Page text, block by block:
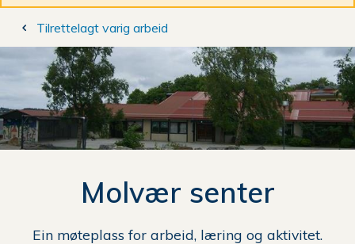
u
n
e
Du
Tilrettelagt varig arbeid
Molvær senter
Ein møteplass for arbeid, læring og aktivitet.